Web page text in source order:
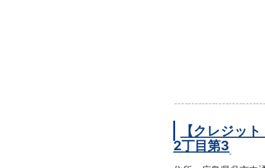
【クレジッ
2丁目第3